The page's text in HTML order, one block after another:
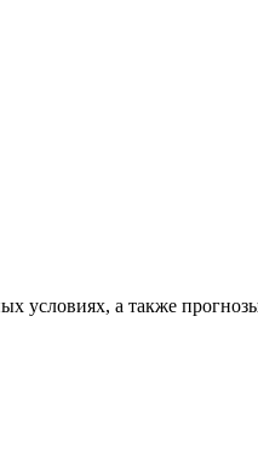
условиях, а также